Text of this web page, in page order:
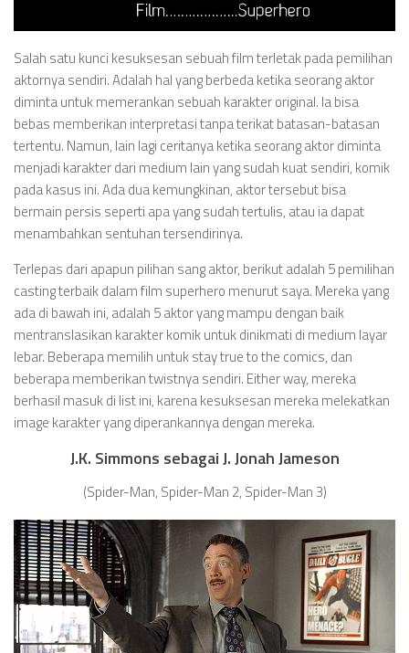
Television
Games
Salah satu kunci kesuksesan sebuah film terletak pada pemilihan
aktornya sendiri. Adalah hal yang berbeda ketika seorang aktor
diminta untuk memerankan sebuah karakter original. Ia bisa
bebas memberikan interpretasi tanpa terikat batasan-batasan
tertentu. Namun, lain lagi ceritanya ketika seorang aktor diminta
menjadi karakter dari medium lain yang sudah kuat sendiri, komik
pada kasus ini. Ada dua kemungkinan, aktor tersebut bisa
bermain persis seperti apa yang sudah tertulis, atau ia dapat
menambahkan sentuhan tersendirinya.
Terlepas dari apapun pilihan sang aktor, berikut adalah 5 pemilihan
casting terbaik dalam film superhero menurut saya. Mereka yang
ada di bawah ini, adalah 5 aktor yang mampu dengan baik
mentranslasikan karakter komik untuk dinikmati di medium layar
lebar. Beberapa memilih untuk stay true to the comics, dan
beberapa memberikan twistnya sendiri. Either way, mereka
berhasil masuk di list ini, karena kesuksesan mereka melekatkan
image karakter yang diperankannya dengan mereka.
J.K. Simmons sebagai J. Jonah Jameson
(Spider-Man, Spider-Man 2, Spider-Man 3)